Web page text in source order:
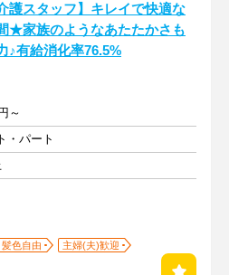
護スタッフ】キレイで快適な
★家族のようなあたたかさも
♪有給消化率76.5%
～
・パート
髪色自由
主婦(夫)歓迎